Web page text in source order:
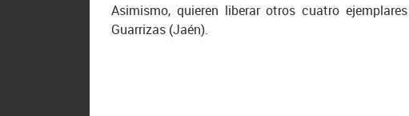
Asimismo, quieren liberar otros cuatro
Guarrizas (Jaén).